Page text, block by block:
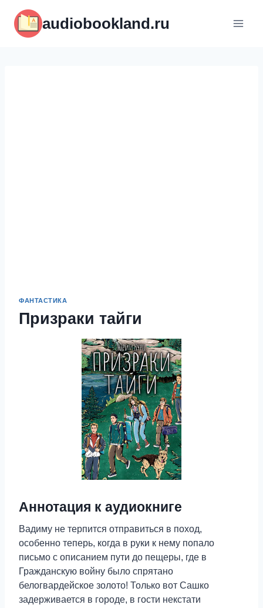
содержимому
audiobookland.ru
ФАНТАСТИКА
Призраки тайги
Аннотация к аудиокниге
Вадиму не терпится отправиться в поход,
особенно теперь, когда в руки к нему попало
письмо с описанием пути до пещеры, где в
Гражданскую войну было спрятано
белогвардейское золото! Только вот Сашко
задерживается в городе, в гости некстати